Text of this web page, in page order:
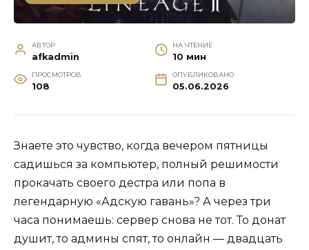
АВТОР
afkadmin
НА ЧТЕНИЕ
10 мин
ПРОСМОТРОВ
108
ОПУБЛИКОВАНО
05.06.2026
Знаете это чувство, когда вечером пятницы
садишься за компьютер, полный решимости
прокачать своего дестра или попа в
легендарную «Адскую гавань»? А через три
часа понимаешь: сервер снова не тот. То донат
душит, то админы спят, то онлайн — двадцать